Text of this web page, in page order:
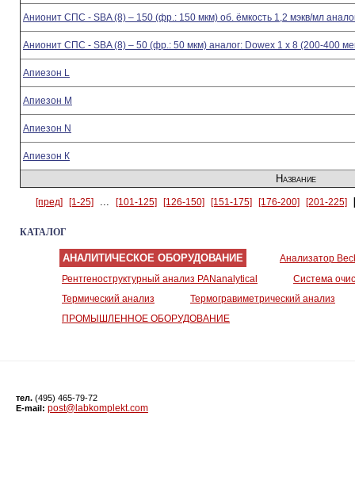
Анионит СПС - SBA (8) – 150 (фр.: 150 мкм) об. ёмкость 1,2 мэкв/мл
Анионит СПС - SBA (8) – 50 (фр.: 50 мкм) аналог: Dowex 1 x 8 (200-400
Апиезон L
Апиезон M
Апиезон N
Апиезон К
Название
[пред] [1-25] ... [101-125] [126-150] [151-175] [176-200] [201-225]
КАТАЛОГ
АНАЛИТИЧЕСКОЕ ОБОРУДОВАНИЕ
Анализатор
Рентгеноструктурный анализ PANanalytical
Система
Термический анализ
Термогравиметрический анализ
ПРОМЫШЛЕННОЕ ОБОРУДОВАНИЕ
тел. (495) 465-79-72
E-mail: post@labkomplekt.com